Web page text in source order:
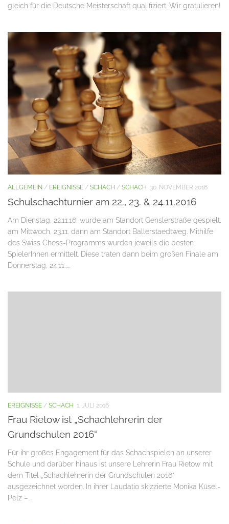
gleich für die Deutsche Meisterschaft qualifiziert. Wir gratulieren!
ALLGEMEIN / EREIGNISSE / SCHACH / SCHACH 30. NOVEMBER 2016
Schulschachturnier am 22., 23. & 24.11.2016
Am Dienstag, 22.11.16, wurde am Standort Genslerstraße gespielt,
am Mittwoch, 23.11. dann am Standort Ballerstaedtweg. Mithilfe
des Swiss Chess-Programms wurden jeweils die besten
SpielerInnen ermittelt. Diese traten dann beim großen Finale am
Donnerstag, 24.11.,...
EREIGNISSE / SCHACH 1. JULI 2016
Frau Rietow ist „Schachlehrerin der
Grundschulen 2016“
Für ihr großes Engagement für das Schachspielen an unserer
Schule und darüber hinaus ist unsere Lehrerin Frau Rietow mit
dem Titel „Schachlehrerin der Grundschulen 2016“
ausgezeichnet worden. In ihrer Laudatio skizzierte Monika Küsel-
Pelz –...